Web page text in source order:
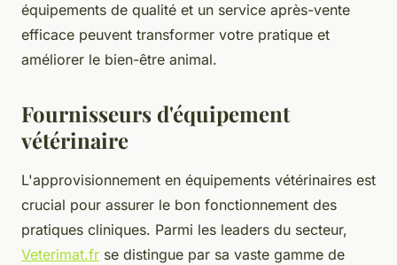
équipements de qualité et un service après-vente
efficace peuvent transformer votre pratique et
améliorer le bien-être animal.
Fournisseurs d'équipement
vétérinaire
L'approvisionnement en équipements vétérinaires est
crucial pour assurer le bon fonctionnement des
pratiques cliniques. Parmi les leaders du secteur,
Veterimat.fr se distingue par sa vaste gamme de